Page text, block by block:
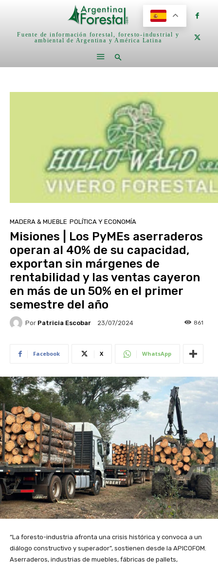
Fuente de información forestal, foresto-industrial y
ambiental de Argentina y América Latina
MADERA & MUEBLE POLÍTICA Y ECONOMÍA
Misiones | Los PyMEs aserraderos
operan al 40% de su capacidad,
exportan sin márgenes de
rentabilidad y las ventas cayeron
en más de un 50% en el primer
semestre del año
Por Patricia Escobar 23/07/2024 861
Facebook X WhatsApp
“La foresto-industria afronta una crisis histórica y convoca a un
diálogo constructivo y superador”, sostienen desde la APICOFOM.
Aserraderos, industrias de muebles, fábricas de pallets,